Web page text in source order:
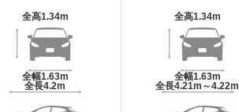
全高1.34m
全幅1.63m
全長4.2m
全高1.34m
全幅1.63m
全長4.21m～4.22m